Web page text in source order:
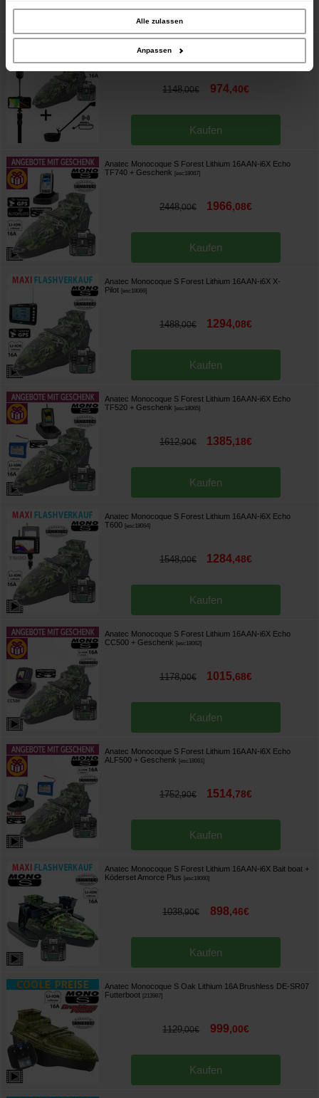
unserer Website an unsere Partner für soziale Medien, Werbung und Analysen
weiter. Unsere Partner führen diese Informationen möglicherweise mit weiteren
Daten zusammen, die Sie ihnen bereitgestellt haben oder die sie im Rahmen
Ihrer Nutzung der Dienste gesammelt haben.
Alle zulassen
Anpassen
Kaufen
Anatec Monocoque S Forest Lithium 16A AN-i6X + Deeper
Wifi Range Extender Kit
1148,00€ 974,40€
Kaufen
Anatec Monocoque S Forest Lithium 16A AN-i6X Echo
TF740 + Geschenk [esc18067]
2448,00€ 1966,08€
Kaufen
Anatec Monocoque S Forest Lithium 16A AN-i6X X-
Pilot [esc18066]
1488,00€ 1294,08€
Kaufen
Anatec Monocoque S Forest Lithium 16A AN-i6X Echo
TF520 + Geschenk [esc18065]
1612,90€ 1385,18€
Kaufen
Anatec Monocoque S Forest Lithium 16A AN-i6X Echo
T600 [esc18064]
1548,00€ 1284,48€
Kaufen
Anatec Monocoque S Forest Lithium 16A AN-i6X Echo
CC500 + Geschenk [esc18062]
1178,00€ 1015,68€
Kaufen
Anatec Monocoque S Forest Lithium 16A AN-i6X Echo
ALF500 + Geschenk [esc18061]
1752,90€ 1514,78€
Kaufen
Anatec Monocoque S Forest Lithium 16A AN-i6X Bait boat +
Köderset Amorce Plus
[esc18060]
1038,90€ 898,46€
Kaufen
Anatec Monocoque S Oak Lithium 16A Brushless DE-SR07
Futterboot
213987]
1129,00€ 999,00€
Kaufen